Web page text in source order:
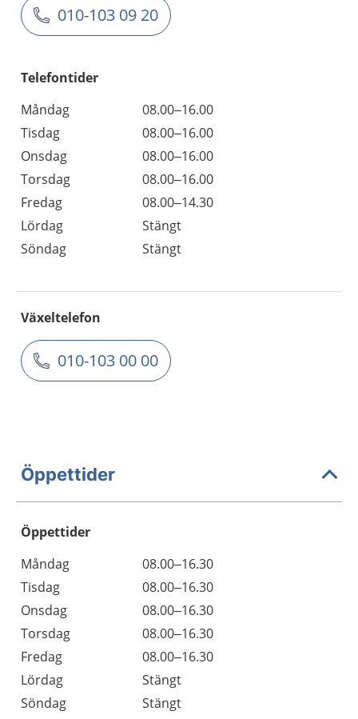
010-103 09 20
Telefontider
Måndag
08.00–16.00
Tisdag
08.00–16.00
Onsdag
08.00–16.00
Torsdag
08.00–16.00
Fredag
08.00–14.30
Lördag
Stängt
Söndag
Stängt
Växeltelefon
010-103 00 00
Öppettider
Öppettider
Dag
Öppettider
Kommentarer
Måndag
08.00–16.30
Tisdag
08.00–16.30
Onsdag
08.00–16.30
Torsdag
08.00–16.30
Fredag
08.00–16.30
Lördag
Stängt
Söndag
Stängt